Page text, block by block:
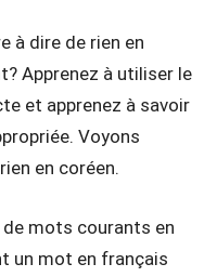
à dire de rien en
Apprenez à utiliser le
et apprenez à savoir
Voyons
en coréen.
mots courants en
un mot en français